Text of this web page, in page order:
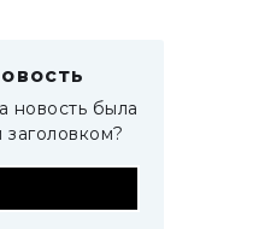
новость была